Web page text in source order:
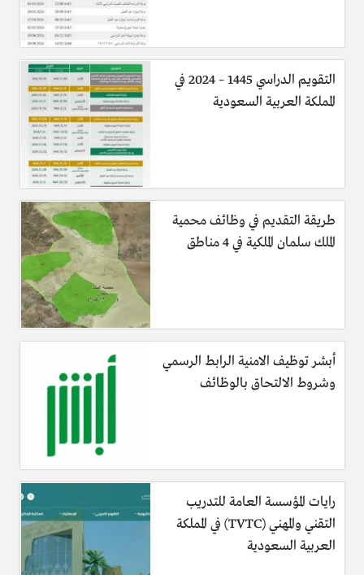
التقويم الدراسي 1445 – 2024 في
المملكة العربية السعودية
طريقة التقديم في وظائف محمية
الملك سلمان الملكية في 4 مناطق
أبشر توظيف الامنية الرابط الرسمي
وشروط الالتحاق بالوظائف
رايات المؤسسة العامة للتدريب
التقني والمهني (TVTC) في المملكة
العربية السعودية